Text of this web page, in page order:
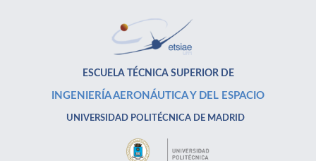
ESCUELA TÉCNICA SUPERIOR DE
INGENIERÍA AERONÁUTICA Y DEL ESPACIO
UNIVERSIDAD POLITÉCNICA DE MADRID